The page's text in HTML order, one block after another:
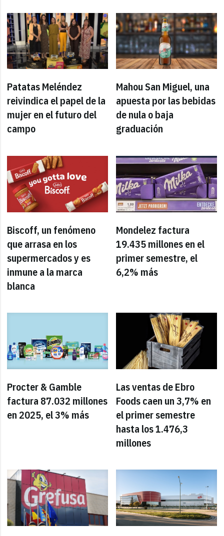
Patatas Meléndez
reivindica el papel de la
mujer en el futuro del
campo
Mahou San Miguel, una
apuesta por las bebidas
de nula o baja
graduación
Biscoff, un fenómeno
que arrasa en los
supermercados y es
inmune a la marca
blanca
Mondelez factura
19.435 millones en el
primer semestre, el
6,2% más
Procter & Gamble
factura 87.032 millones
en 2025, el 3% más
Las ventas de Ebro
Foods caen un 3,7% en
el primer semestre
hasta los 1.476,3
millones